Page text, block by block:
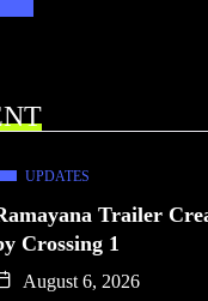
UPDATES
Trailer
Crossing 1
August 6, 2026